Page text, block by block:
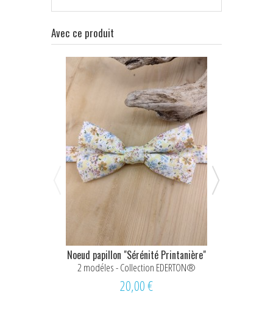
Avec ce produit
Noeud papillon "Sérénité Printanière"
2 modéles - Collection EDERTON®
20,00 €